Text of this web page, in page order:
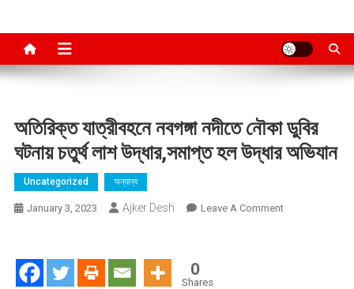
অতিরিক্ত যাত্রীবহনে নবগঙ্গা নদীতে নৌকা ডুবির
ঘটনায় চতুর্থ লাশ উদ্ধার,সমাপ্ত হল উদ্ধার অভিযান
Uncategorized অন্যান্য
January 3, 2023 Ajker Desh Leave A CommentOn
0
Shares